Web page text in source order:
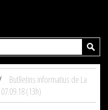
Butlletins informatius de La
(13h)